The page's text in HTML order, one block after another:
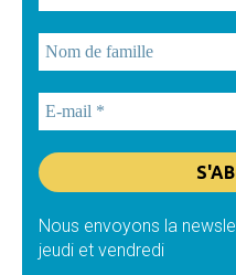
Nous envoyons la
jeudi et vendredi